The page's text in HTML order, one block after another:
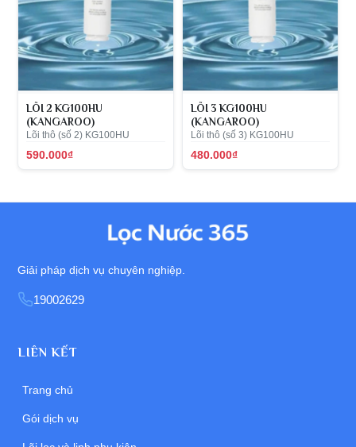
LÕI 2 KG100HU
(KANGAROO)
Lõi thô (số 2) KG100HU
590.000₫
LÕI 3 KG100HU
(KANGAROO)
Lõi thô (số 3) KG100HU
480.000₫
Giải pháp dịch vụ chuyên nghiệp.
19002629
LIÊN KẾT
Trang chủ
Gói dịch vụ